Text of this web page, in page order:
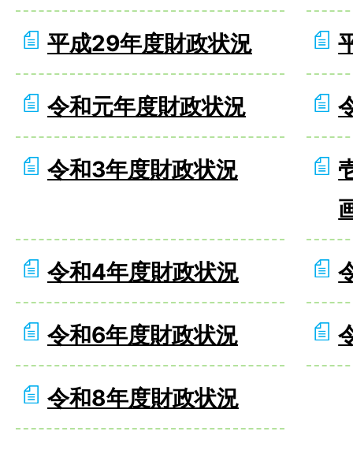
平成29年度財政状況
令和元年度財政状況
令和3年度財政状況
令和4年度財政状況
令和6年度財政状況
令和8年度財政状況